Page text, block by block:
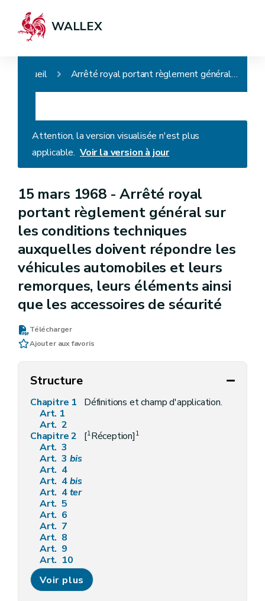
WALLEX
Accueil Arrêté royal portant règlement général sur les conditions techniques auxquelles doivent répondre les véhicules automobiles et leurs remorques, leurs éléments ainsi que les accessoires de sécurité
Attention, la version visualisée n'est plus
applicable. Voir la version à jour
15 mars 1968 -Arrêté royal
portant règlement général sur
les conditions techniques
auxquelles doivent répondre les
véhicules automobiles et leurs
remorques, leurs éléments ainsi
que les accessoires de sécurité
Télécharger
Ajouter aux favoris
Structure
Chapitre 1
Définitions et champ d'application.
Art. 1
Art. 2
Chapitre 2
[1Réception]1
Art. 3
Art. 3 bis
Art. 4
Art. 4bis
Art. 4ter
Art. 5
Art. 6
Art. 7
Art. 8
Art. 9
Art. 10
Art. 11
Art. 12
Art. 13
Voir plus